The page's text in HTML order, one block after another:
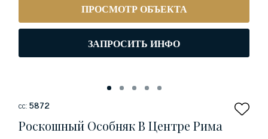
ПРОСМОТР ОБЪЕКТА
ЗАПРОСИТЬ ИНФО
сс:5872
Роскошный Особняк В Центре Рима